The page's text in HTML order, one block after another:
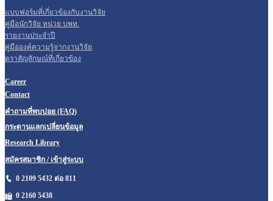
แบบฟอร์มที่เกี่ยวข้องกับงานวิจัย
คู่มือนักวิจัย หน่วย บพท.
รายงานประจำปี
คู่มือองค์ความรู้จากงานวิจัย
ตราสัญลักษณ์ที่เกี่ยวข้อง
Career
Contact
คำถามที่พบบ่อย (FAQ)
กระดานแลกเปลี่ยนข้อมูล
Research Library
สมัครสมาชิก / เข้าสู่ระบบ
0 2109 5432 ต่อ 811
0 2160 5438